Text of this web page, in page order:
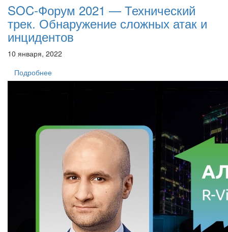
SOC-Форум 2021 — Технический
трек. Обнаружение сложных атак и
инцидентов
10 января, 2022
Подробнее